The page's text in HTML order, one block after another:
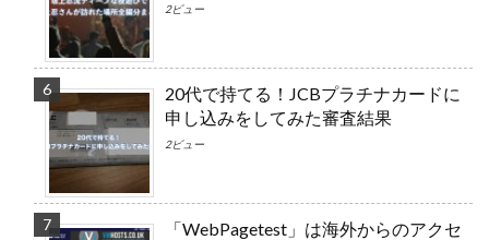
2ビュー
20代で持てる！JCBプラチナカードに
申し込みをしてみた審査結果
2ビュー
「WebPagetest」は海外からのアクセ